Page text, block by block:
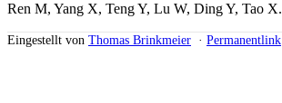
Ren M, Yang X, Teng Y, Lu W, Ding Y, Tao X.
Eingestellt von Thomas Brinkmeier · Permanentlink